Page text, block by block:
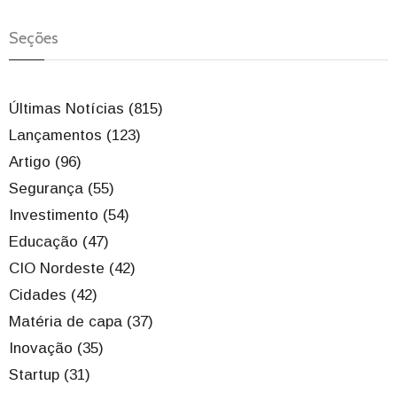
Seções
Últimas Notícias (815)
Lançamentos (123)
Artigo (96)
Segurança (55)
Investimento (54)
Educação (47)
CIO Nordeste (42)
Cidades (42)
Matéria de capa (37)
Inovação (35)
Startup (31)